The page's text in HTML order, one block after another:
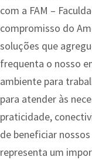
com a FAM –
compromisso do
soluções que
frequenta o nosso
ambiente para
para atender às
praticidade,
de beneficiar
representa um